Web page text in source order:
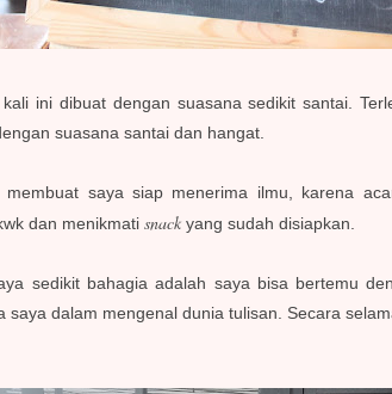
ini dibuat dengan suasana sedikit santai.
suasana santai dan hangat.
saya siap menerima ilmu, karena
dan menikmati snack yang sudah disiapkan.
sedikit bahagia adalah saya bisa bertemu
saya dalam mengenal dunia tulisan. Secara